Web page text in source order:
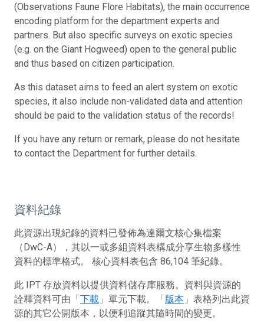
(Observations Faune Flore Habitats), the main occurrence
encoding platform for the department experts and
partners. But also specific surveys on exotic species
(e.g. on the Giant Hogweed) open to the general public
and thus based on citizen participation.
As this dataset aims to feed an alert system on exotic
species, it also include non-validated data and attention
should be paid to the validation status of the records!
If you have any return or remark, please do not hesitate
to contact the Department for further details.
資料紀錄
此資源出現紀錄的資料已發佈為達爾文核心集檔案
（DwC-A），其以一或多組資料表構成分享生物多樣性
資料的標準格式。 核心資料表包含 86,104 筆紀錄。
此 IPT 存放資料以提供資料儲存庫服務。資料與資源的
詮釋資料可由「下載 」單元下載。「版本 」表格列出此資
源的其它公開版本，以便利追蹤其隨時間的變更。